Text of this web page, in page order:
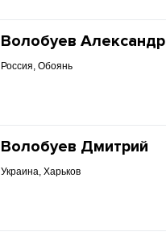
Волобуев Александр
Россия, Обоянь
Волобуев Дмитрий
Украина, Харьков